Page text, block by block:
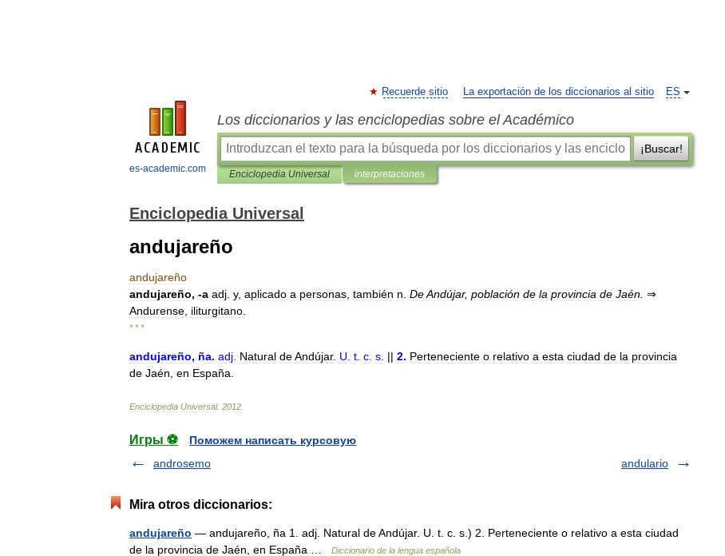
es-academic.com
ES
Recuerde sitio La exportación de los diccionarios al sitio
Los diccionarios y las enciclopedias sobre el Académico
¡Buscar!
Enciclopedia Universal interpretaciones
Enciclopedia Universal
andujareño
andujareño
andujareño, -a adj y, aplicado a personas también n DeAndújar, población de la provincia de Jaén ⇒
Andurense iliturgitano
* * *
andujareño, ña. adj Natural deAndújar. U t c s || 2. Perteneciente o relativo a esta ciudad de la provincia
de Jaén en España
Enciclopedia Universal. 2012
Игры ⚽
Поможем написать курсовую
androsemo
andulario
Mira otros diccionarios:
andujareño — andujareño, ña 1. adj. Natural de Andújar. U. t. c. s.) 2. Perteneciente o relativo a esta ciudad
de la provincia de Jaén, en España …
Diccionario de la lengua española